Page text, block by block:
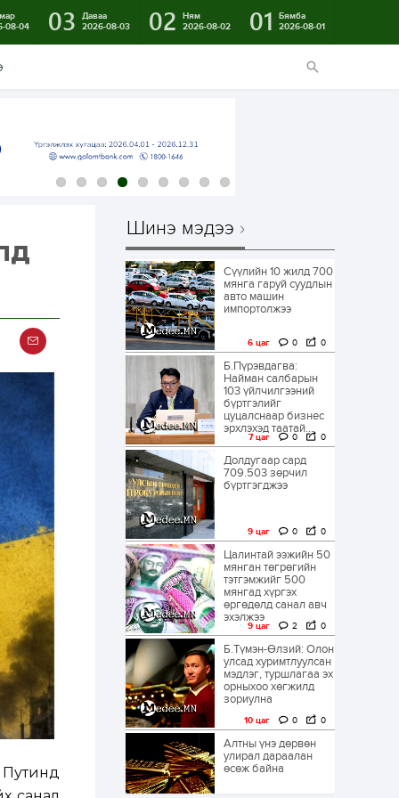
08-04
03
Даваа
2026-08-03
02
Ням
2026-08-02
01
Бямба
2026-08-01
Шинэ мэдээ
Сүүлийн 10 жилд 700
мянга гаруй суудлын
авто машин
импортолжээ
6 цаг 0 0
Б.Пүрэвдагва:
Найман салбарын
103 үйлчилгээний
бүртгэлийг
цуцалснаар бизнес
эрхлэхэд таатай...
7 цаг 0 0
Долдугаар сард
709.503 зөрчил
бүртгэгджээ
9 цаг 0 0
Цалинтай ээжийн 50
мянган төгрөгийн
тэтгэмжийг 500
мянгад хүргэх
өргөдөлд санал авч
эхэлжээ
9 цаг 2 0
Б.Түмэн-Өлзий: Олон
улсад хуримтлуулсан
мэдлэг, туршлагаа эх
орныхоо хөгжилд
зориулна
10 цаг 0 0
Алтны үнэ дөрвөн
улирал дараалан
өсөж байна